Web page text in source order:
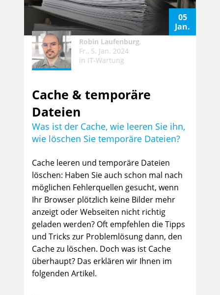
05
Jan.
Robin Laufenburg,
Fr., 5. Jan. 2024
in IT-Wartung
Cache & temporäre
Dateien
Was ist der Cache, wie leeren Sie ihn,
wie löschen Sie temporäre Dateien?
Cache leeren und temporäre Dateien
löschen: Haben Sie auch schon mal nach
möglichen Fehlerquellen gesucht, wenn
Ihr Browser plötzlich keine Bilder mehr
anzeigt oder Webseiten nicht richtig
geladen werden? Oft empfehlen die Tipps
und Tricks zur Problemlösung dann, den
Cache zu löschen. Doch was ist Cache
überhaupt? Das erklären wir Ihnen im
folgenden Artikel.